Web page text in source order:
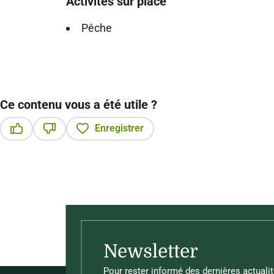
Pêche
Ce contenu vous a été utile ?
Enregistrer
Newsletter
Pour rester informé des dernières